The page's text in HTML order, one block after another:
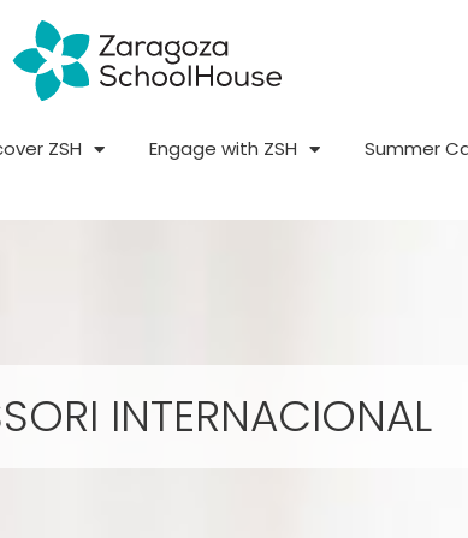
ZSH Engage with ZSH Summer
INTERNACIONAL